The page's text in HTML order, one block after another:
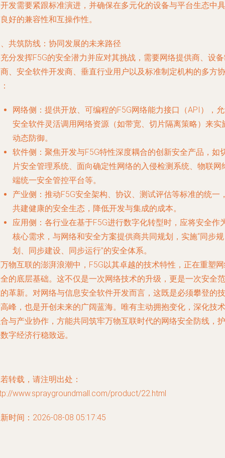
发需要紧跟标准演进，并确保在多元化的设备与平台生态中具
好的兼容性和互操作性。
共筑防线：协同发展的未来路径
分发挥F5G的安全潜力并应对其挑战，需要网络提供商、设
、安全软件开发商、垂直行业用户以及标准制定机构的多方协
网络侧 ：提供开放、可编程的F5G网络能力接口（API），
安全软件灵活调用网络资源（如带宽、切片隔离策略）来实
动态防御。
软件侧 ：聚焦开发与F5G特性深度耦合的创新安全产品，如
片安全管理系统、面向确定性网络的入侵检测系统、物联网
端统一安全管控平台等。
产业侧 ：推动F5G安全架构、协议、测试评估等标准的统一
共建健康的安全生态，降低开发与集成的成本。
应用侧 ：各行业在基于F5G进行数字化转型时，应将安全作
核心需求，与网络和安全方案提供商共同规划，实施“同步规
划、同步建设、同步运行”的安全体系。
物互联的澎湃浪潮中，F5G以其卓越的技术特性，正在重塑
的底层基础。这不仅是一次网络技术的升级，更是一次安全范
革新。对网络与信息安全软件开发而言，这既是必须攀登的技
峰，也是开创未来的广阔蓝海。唯有主动拥抱变化，深化技术
与产业协作，方能共同筑牢万物互联时代的网络安全防线，护
字经济行稳致远。
转载，请注明出处：
www.spraygroundmall.com/product/22.html
时间：2026-08-08 05:17:45